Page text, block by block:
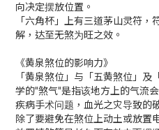
向决定摆放位置。
「六角杯」上有三道茅山灵符
解，达至无煞为旺之效。
《黄泉煞位的影响力》
「黄泉煞位」与「五黄煞位」
学的"煞气"是指该地方上的气流
疾病手术问题，血光之灾导致的
除了要避免在煞位上动土或放置